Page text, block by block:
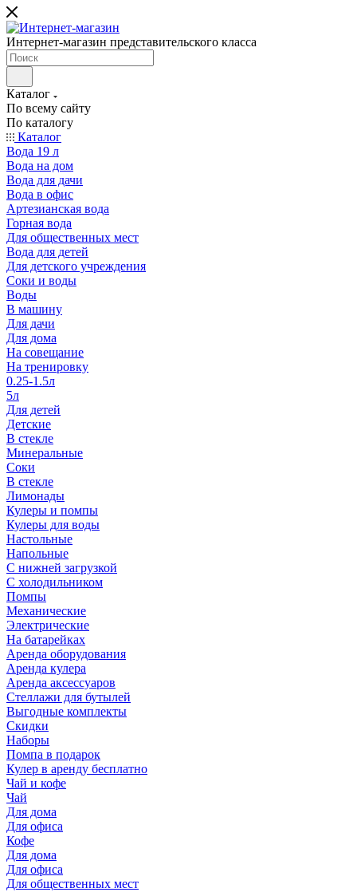
Интернет-магазин представительского класса
Каталог
По всему сайту
По каталогу
Каталог
Вода 19 л
Вода на дом
Вода для дачи
Вода в офис
Артезианская вода
Горная вода
Для общественных мест
Вода для детей
Для детского учреждения
Соки и воды
Воды
В машину
Для дачи
Для дома
На совещание
На тренировку
0.25-1.5л
5л
Для детей
Детские
В стекле
Минеральные
Соки
В стекле
Лимонады
Кулеры и помпы
Кулеры для воды
Настольные
Напольные
С нижней загрузкой
С холодильником
Помпы
Механические
Электрические
На батарейках
Аренда оборудования
Аренда кулера
Аренда аксессуаров
Стеллажи для бутылей
Выгодные комплекты
Скидки
Наборы
Помпа в подарок
Кулер в аренду бесплатно
Чай и кофе
Чай
Для дома
Для офиса
Кофе
Для дома
Для офиса
Для общественных мест